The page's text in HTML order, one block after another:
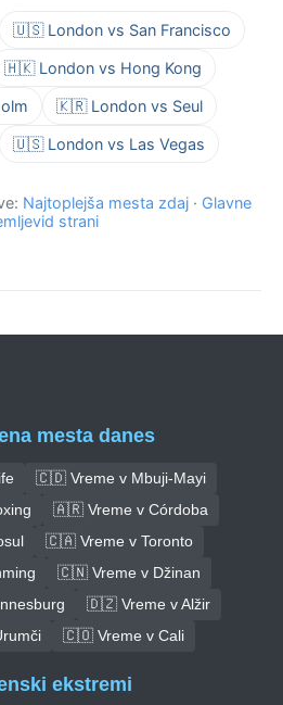
🇺🇸 London vs San Francisco
🇭🇰 London vs Hong Kong
🇰🇷 London vs Seul
🇺🇸 London vs Las Vegas
Najtoplejša mesta zdaj · Glavne
strani
mesta danes
🇨🇩 Vreme v Mbuji-Mayi
🇦🇷 Vreme v Córdoba
🇨🇦 Vreme v Toronto
🇨🇳 Vreme v Džinan
🇩🇿 Vreme v Alžir
🇨🇴 Vreme v Cali
ekstremi